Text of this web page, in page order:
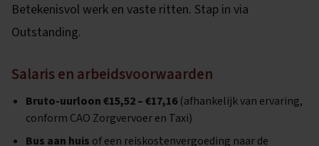
Betekenisvol werk en vaste ritten. Stap in via
Outstanding.
Salaris en arbeidsvoorwaarden
Bruto-uurloon €15,52 – €17,16 (afhankelijk van ervaring,
conform CAO Zorgvervoer en Taxi)
Bus aan huis of een reiskostenvergoeding naar de